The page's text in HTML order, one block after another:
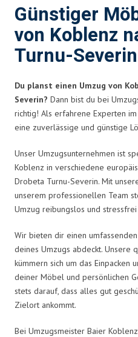
Günstiger
von Koblenz
Turnu-Severin
Du planst einen Umzug von
Severin? Dann bist du bei
richtig! Als erfahrene Experten im
eine zuverlässige und günstige
Unser Umzugsunternehmen ist
Koblenz in verschiedene
Drobeta Turnu-Severin. Mit
unserem professionellen Team
Umzug reibungslos und
Wir bieten dir einen
deines Umzugs abdeckt. Unsere
kümmern sich um das Einpacken
deiner Möbel und persönlichen
stets darauf, dass alles gut
Zielort ankommt.
Bei Umzugsmeister Baier